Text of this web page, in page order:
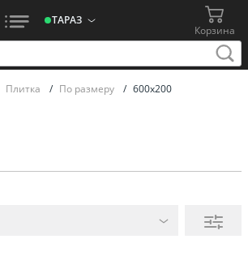
ТАРАЗ
Корзина
Плитка / По размеру / 600х200